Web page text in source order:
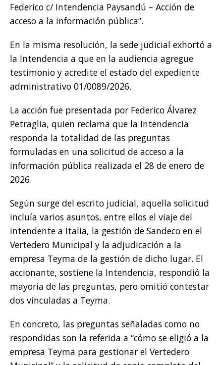
Federico c/ Intendencia Paysandú – Acción de
acceso a la información pública”.
En la misma resolución, la sede judicial exhortó a
la Intendencia a que en la audiencia agregue
testimonio y acredite el estado del expediente
administrativo 01/0089/2026.
La acción fue presentada por Federico Álvarez
Petraglia, quien reclama que la Intendencia
responda la totalidad de las preguntas
formuladas en una solicitud de acceso a la
información pública realizada el 28 de enero de
2026.
Según surge del escrito judicial, aquella solicitud
incluía varios asuntos, entre ellos el viaje del
intendente a Italia, la gestión de Sandeco en el
Vertedero Municipal y la adjudicación a la
empresa Teyma de la gestión de dicho lugar. El
accionante, sostiene la Intendencia, respondió la
mayoría de las preguntas, pero omitió contestar
dos vinculadas a Teyma.
En concreto, las preguntas señaladas como no
respondidas son la referida a “cómo se eligió a la
empresa Teyma para gestionar el Vertedero